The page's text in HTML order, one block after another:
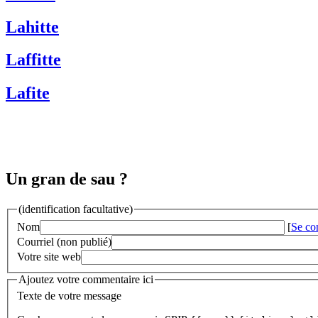
Lahitte
Laffitte
Lafite
Un gran de sau ?
(identification facultative)
Nom
[Se
Courriel (non publié)
Votre site web
Ajoutez votre commentaire ici
Texte de votre message